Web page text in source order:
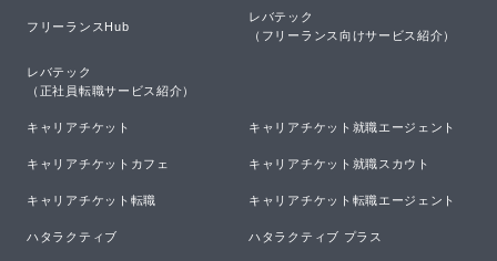
フリーランスHub
レバテック
（フリーランス向けサービス紹介）
レバテック
（正社員転職サービス紹介）
キャリアチケット キャリアチケット就職エージェント
キャリアチケットカフェ キャリアチケット就職スカウト
キャリアチケット転職 キャリアチケット転職エージェント
ハタラクティブ ハタラクティブ プラス